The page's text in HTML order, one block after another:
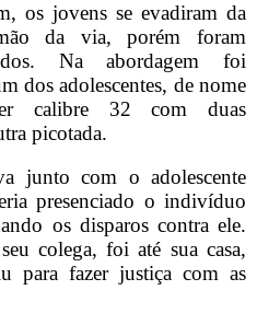
os jovens se evadiram da
da via, porém foram
Na abordagem foi
dos adolescentes, de nome
calibre 32 com duas
picotada.
junto com o adolescente
presenciado o indivíduo
os disparos contra ele.
colega, foi até sua casa,
para fazer justiça com as